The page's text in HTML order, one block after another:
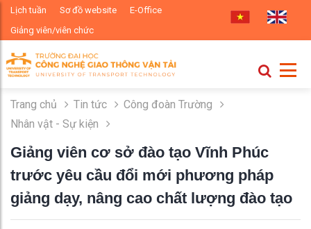
Lịch tuần Sơ đồ website
E-Office
Giảng viên/viên chức
Trang chủ Tin tức
Công đoàn Trường
Nhân vật - Sự kiện
Giảng viên cơ sở đào tạo Vĩnh Phúc
trước yêu cầu đổi mới phương pháp
giảng dạy, nâng cao chất lượng đào tạo